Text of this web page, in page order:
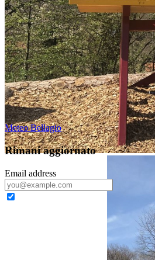
Meteo Bellagio
Rimani aggiornato
Email address